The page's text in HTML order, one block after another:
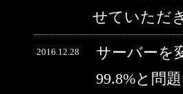
せていただ
2016.12.28
サーバーを
99.8%と問